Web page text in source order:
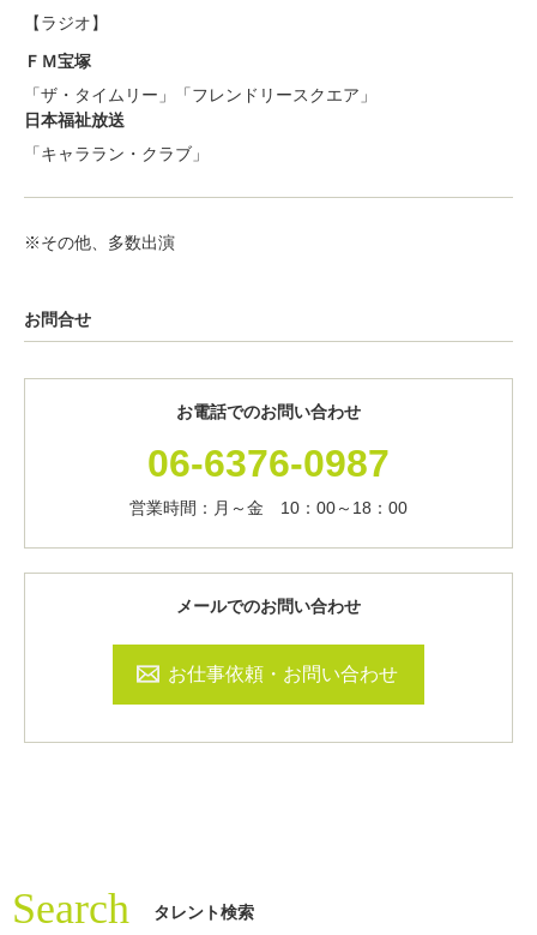
【ラジオ】
ＦＭ宝塚
「ザ・タイムリー」「フレンドリースクエア」
日本福祉放送
「キャララン・クラブ」
※その他、多数出演
お問合せ
お電話でのお問い合わせ
06-6376-0987
営業時間：月～金 10：00～18：00
メールでのお問い合わせ
お仕事依頼・お問い合わせ
Search タレント検索